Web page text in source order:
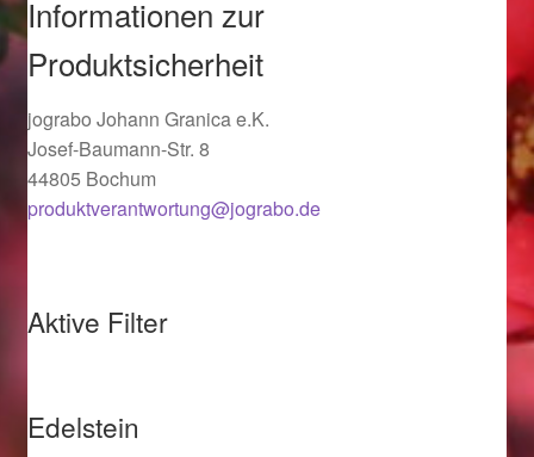
Ostergeschenke finden für Ostern 2020
Ostergeschenke finden für Ostern 2021
Ostergeschenke finden für Ostern 2022
Partner
Startseite
Informationen zur
Produktsicherheit
jograbo Johann Granica e.K.
Josef-Baumann-Str. 8
44805 Bochum
produktverantwortung@jograbo.de
Aktive Filter
Edelstein